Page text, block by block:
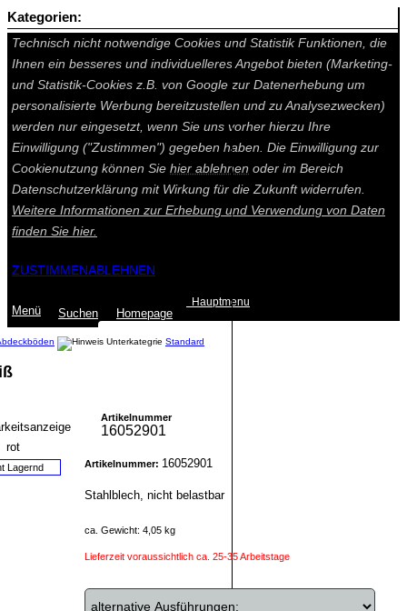
Auf dieser Seite werden technisch notwendige Cookies gesetzt.
Technisch nicht notwendige Cookies und Statistik Funktionen, die
Ihnen ein besseres und individuelleres Angebot bieten (Marketing-
und Statistik-Cookies z.B. von Google zur Datenerhebung um
personalisierte Werbung bereitzustellen und zu Analysezwecken)
werden nur eingesetzt, wenn Sie uns vorher hierzu Ihre
Einwilligung ("Zustimmen") gegeben haben. Die Einwilligung zur
Cookienutzung können Sie hier ablehnen oder im Bereich
Datenschutzerklärung mit Wirkung für die Zukunft widerrufen.
Weitere Informationen zur Erhebung und Verwendung von Daten
finden Sie hier.
ZUSTIMMENABLEHNEN
Menü Suchen Homepage
Hauptmenu
Standard
Lagernd
Artikelnummer
16052901
Artikelnummer: 16052901
Stahlblech, nicht belastbar
ca. Gewicht: 4,05 kg
Lieferzeit voraussichtlich ca. 25-35 Arbeitstage
Kategorien: